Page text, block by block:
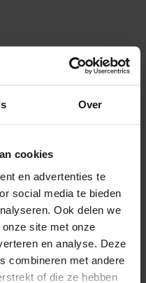
Over
cookies
en advertenties te
social media te bieden
Ook delen we
site met onze
en analyse. Deze
combineren met andere
of die ze hebben